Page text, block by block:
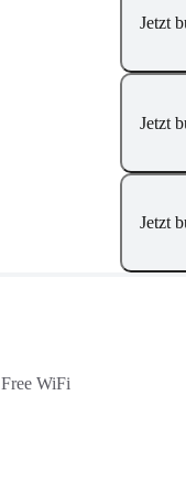
Free WiFi
Jetzt
Jetzt
Jetzt